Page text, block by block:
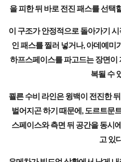
을 피한 뒤 바로 전진 패스를 선택
이 구조가 안정적으로 돌아가기
인 패스를 찔러 넣거나, 아데예미
하프스페이스를 파고드는 장면이
복될 수
쾰른 수비 라인은 윙백이 전진한
벌어지곤 하기 때문에, 도르트문
스페이스와 측면 뒤 공간을 동시
고 있